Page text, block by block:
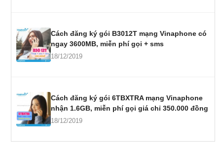
Cách đăng ký gói B3012T mạng Vinaphone có
ngay 3600MB, miễn phí gọi + sms
18/12/2019
Cách đăng ký gói 6TBXTRA mạng Vinaphone
nhận 1.6GB, miễn phí gọi giá chỉ 350.000 đồng
18/12/2019